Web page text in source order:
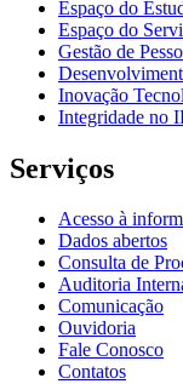
Espaço do
Espaço do
Gestão de
Inovação
Integridade no
Serviços
Acesso à
Dados abertos
Consulta de
Auditoria
Comunicação
Ouvidoria
Fale Conosco
Contatos